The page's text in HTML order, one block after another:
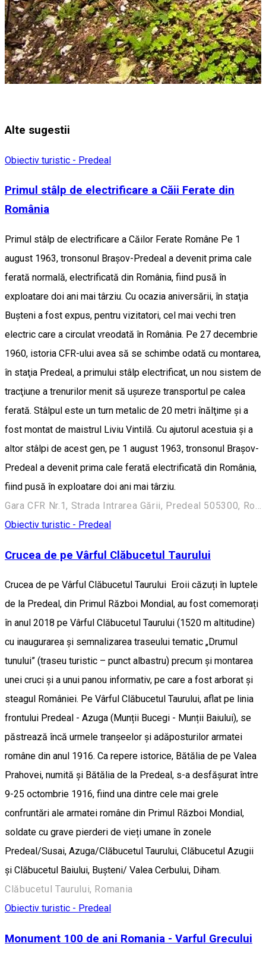
Alte sugestii
Obiectiv turistic - Predeal
Primul stâlp de electrificare a Căii Ferate din
România
Primul stâlp de electrificare a Căilor Ferate Române Pe 1
august 1963, tronsonul Braşov-Predeal a devenit prima cale
ferată normală, electrificată din România, fiind pusă în
exploatare doi ani mai târziu. Cu ocazia aniversării, în staţia
Buşteni a fost expus, pentru vizitatori, cel mai vechi tren
electric care a circulat vreodată în România. Pe 27 decembrie
1960, istoria CFR-ului avea să se schimbe odată cu montarea,
în staţia Predeal, a primului stâlp electrificat, un nou sistem de
tracţiune a trenurilor menit să uşureze transportul pe calea
ferată. Stâlpul este un turn metalic de 20 metri înălţime şi a
fost montat de maistrul Liviu Vintilă. Cu ajutorul acestuia şi a
altor stâlpi de acest gen, pe 1 august 1963, tronsonul Braşov-
Predeal a devenit prima cale ferată electrificată din România,
fiind pusă în exploatare doi ani mai târziu.
Gara CFR Nr.1, Strada Intrarea Gării, Predeal 505300, Romania
Obiectiv turistic - Predeal
Crucea de pe Vârful Clăbucetul Taurului
Crucea de pe Vârful Clăbucetul Taurului Eroii căzuți în luptele
de la Predeal, din Primul Război Mondial, au fost comemorați
în anul 2018 pe Vârful Clăbucetul Taurului (1520 m altitudine)
cu inaugurarea și semnalizarea traseului tematic „Drumul
tunului” (traseu turistic – punct albastru) precum şi montarea
unei cruci şi a unui panou informativ, pe care a fost arborat şi
steagul României. Pe Vârful Clăbucetul Taurului, aflat pe linia
frontului Predeal - Azuga (Munții Bucegi - Munții Baiului), se
păstrează încă urmele tranșeelor și adăposturilor armatei
române din anul 1916. Ca repere istorice, Bătălia de pe Valea
Prahovei, numită și Bătălia de la Predeal, s-a desfășurat între
9-25 octombrie 1916, fiind una dintre cele mai grele
confruntări ale armatei române din Primul Război Mondial,
soldate cu grave pierderi de vieți umane în zonele
Predeal/Susai, Azuga/Clăbucetul Taurului, Clăbucetul Azugii
și Clăbucetul Baiului, Bușteni/ Valea Cerbului, Diham.
Clăbucetul Taurului, Romania
Obiectiv turistic - Predeal
Monument 100 de ani Romania - Varful Grecului